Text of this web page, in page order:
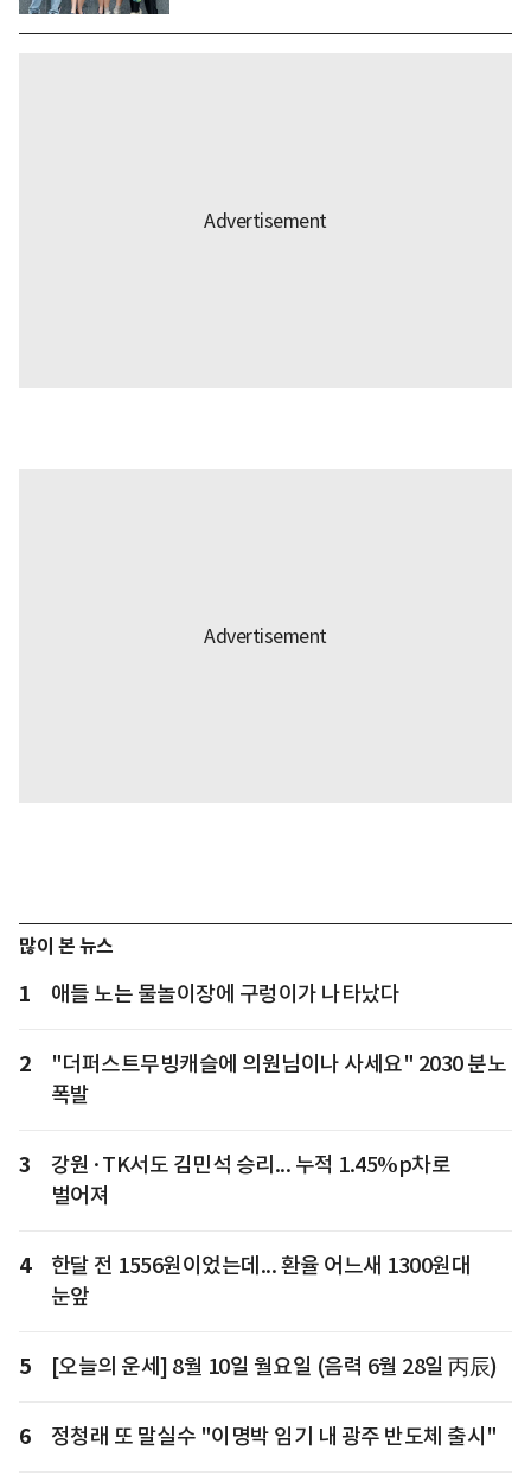
많이 본 뉴스
1 애들 노는 물놀이장에 구렁이가 나타났다
2
"더퍼스트무빙캐슬에 의원님이나 사세요" 2030 분노
폭발
3
강원·TK서도 김민석 승리... 누적 1.45%p차로
벌어져
4
한달 전 1556원이었는데... 환율 어느새 1300원대
눈앞
5 [오늘의 운세] 8월 10일 월요일 (음력 6월 28일 丙辰)
6 정청래 또 말실수 "이명박 임기 내 광주 반도체 출시"